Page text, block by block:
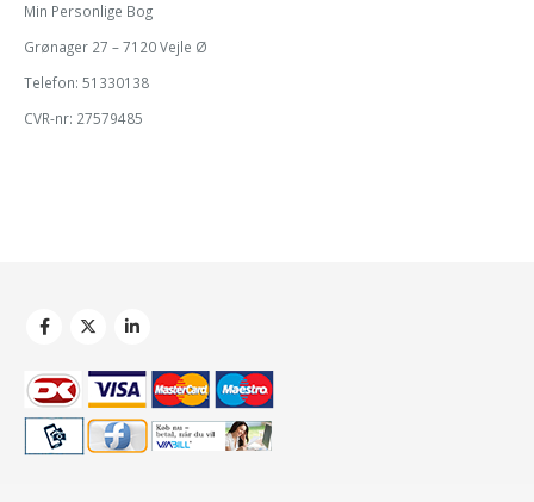
Min Personlige Bog
Grønager 27 – 7120 Vejle Ø
Telefon: 51330138
CVR-nr: 27579485